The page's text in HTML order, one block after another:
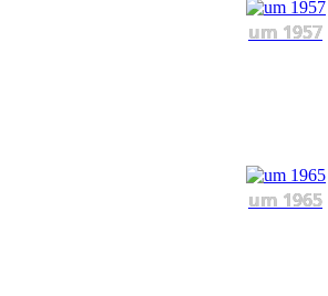
um 1957
um 1965